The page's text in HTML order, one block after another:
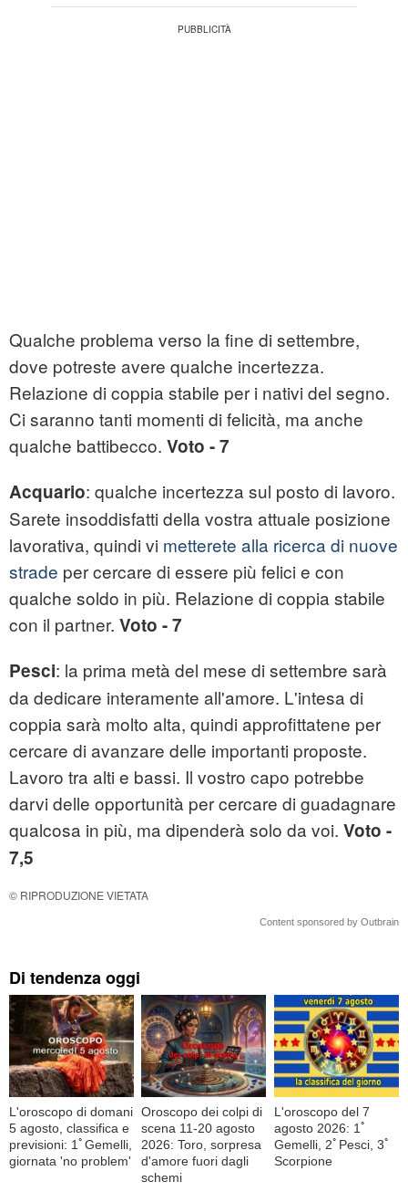
Qualche problema verso la fine di settembre,
dove potreste avere qualche incertezza.
Relazione di coppia stabile per i nativi del segno.
Ci saranno tanti momenti di felicità, ma anche
qualche battibecco. Voto - 7
Acquario: qualche incertezza sul posto di lavoro.
Sarete insoddisfatti della vostra attuale posizione
lavorativa, quindi vi metterete alla ricerca di nuove
strade per cercare di essere più felici e con
qualche soldo in più. Relazione di coppia stabile
con il partner. Voto - 7
Pesci: la prima metà del mese di settembre sarà
da dedicare interamente all'amore. L'intesa di
coppia sarà molto alta, quindi approfittatene per
cercare di avanzare delle importanti proposte.
Lavoro tra alti e bassi. Il vostro capo potrebbe
darvi delle opportunità per cercare di guadagnare
qualcosa in più, ma dipenderà solo da voi. Voto -
7,5
© RIPRODUZIONE VIETATA
Content sponsored by Outbrain
Di tendenza oggi
L'oroscopo di domani
5 agosto, classifica e
previsioni: 1ﾟGemelli,
giornata 'no problem'
Oroscopo dei colpi di
scena 11-20 agosto
2026: Toro, sorpresa
d'amore fuori dagli
schemi
L'oroscopo del 7
agosto 2026: 1ﾟ
Gemelli, 2ﾟPesci, 3ﾟ
Scorpione